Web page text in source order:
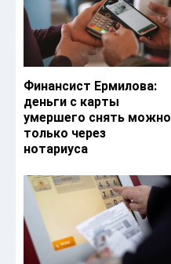
Финансист Ермилова:
деньги с карты
умершего снять можно
только через
нотариуса